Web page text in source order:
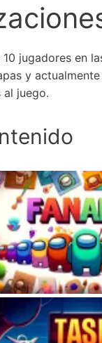
jugadores en
y
juego.